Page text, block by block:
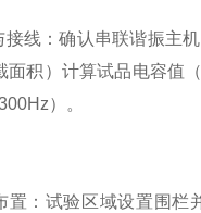
：确认串联谐振主机
面积）计算试品电容值
）。
试验区域设置围栏并